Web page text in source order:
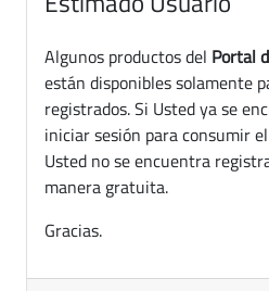
Algunos productos del Portal
están disponibles solamente
registrados. Si Usted ya se
iniciar sesión para consumir
Usted no se encuentra
manera gratuita.
Gracias.